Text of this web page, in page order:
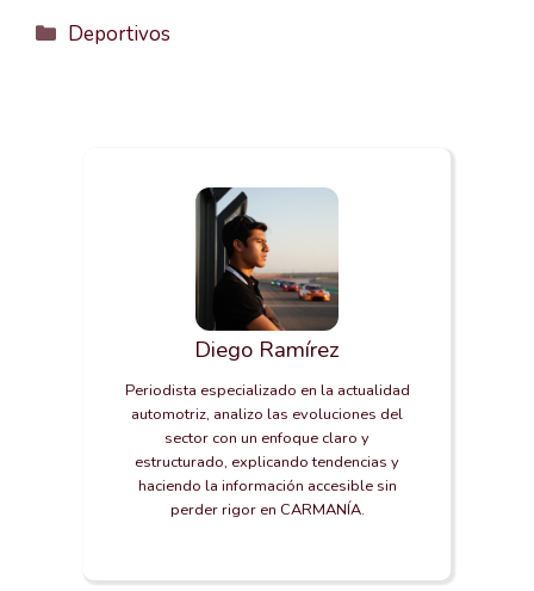
Categorías
Deportivos
Diego Ramírez
Periodista especializado en la actualidad
automotriz, analizo las evoluciones del
sector con un enfoque claro y
estructurado, explicando tendencias y
haciendo la información accesible sin
perder rigor en CARMANÍA.